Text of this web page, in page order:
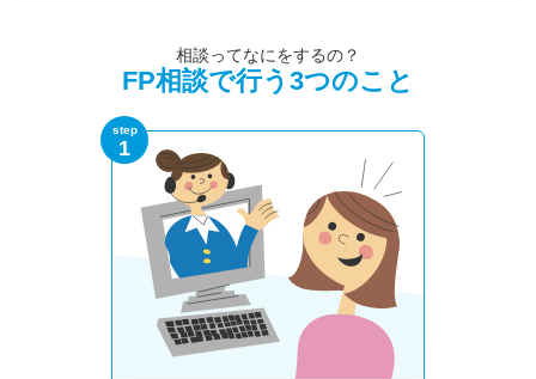
相談ってなにをするの？
FP相談で行う3つのこと
step
1